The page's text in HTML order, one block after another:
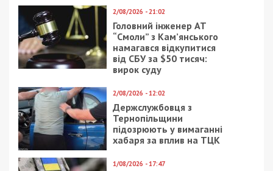
2/08/2026 - 21:02
Головний інженер АТ
“Смоли” з Кам’янського
намагався відкупитися
від СБУ за $50 тисяч:
вирок суду
2/08/2026 - 12:02
Держслужбовця з
Тернопільщини
підозрюють у вимаганні
хабаря за вплив на ТЦК
1/08/2026 - 17:47